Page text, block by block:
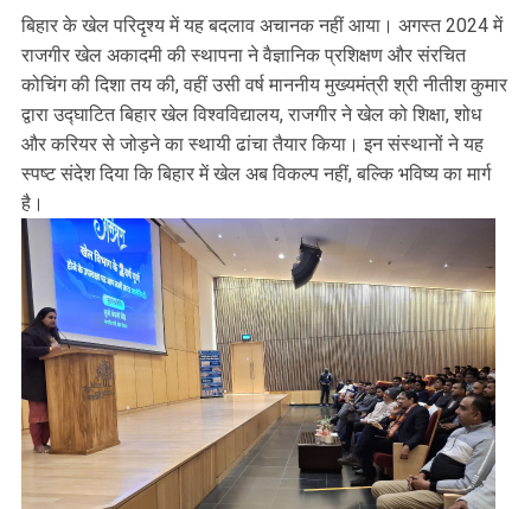
बिहार के खेल परिदृश्य में यह बदलाव अचानक नहीं आया। अगस्त 2024 में
राजगीर खेल अकादमी की स्थापना ने वैज्ञानिक प्रशिक्षण और संरचित
कोचिंग की दिशा तय की, वहीं उसी वर्ष माननीय मुख्यमंत्री श्री नीतीश कुमार
द्वारा उद्घाटित बिहार खेल विश्वविद्यालय, राजगीर ने खेल को शिक्षा, शोध
और करियर से जोड़ने का स्थायी ढांचा तैयार किया। इन संस्थानों ने यह
स्पष्ट संदेश दिया कि बिहार में खेल अब विकल्प नहीं, बल्कि भविष्य का मार्ग
है।